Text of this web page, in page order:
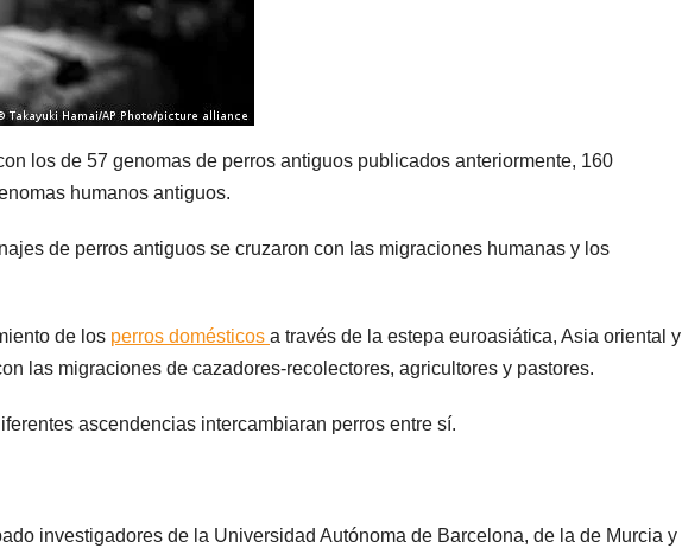
los de 57 genomas de perros antiguos publicados anteriormente, 160
humanos antiguos.
de perros antiguos se cruzaron con las migraciones humanas y los
de los perros domésticos a través de la estepa euroasiática, Asia oriental y
las migraciones de cazadores-recolectores, agricultores y pastores.
ascendencias intercambiaran perros entre sí.
investigadores de la Universidad Autónoma de Barcelona, de la de Murcia y